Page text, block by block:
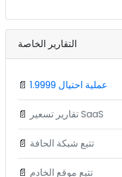
التقارير الخاصة
📄 1.9999 عملية احتيال
📄 تقارير تسعير SaaS
📄 تتبع شبكة الحافة
📄 تتبع موقع الخادم